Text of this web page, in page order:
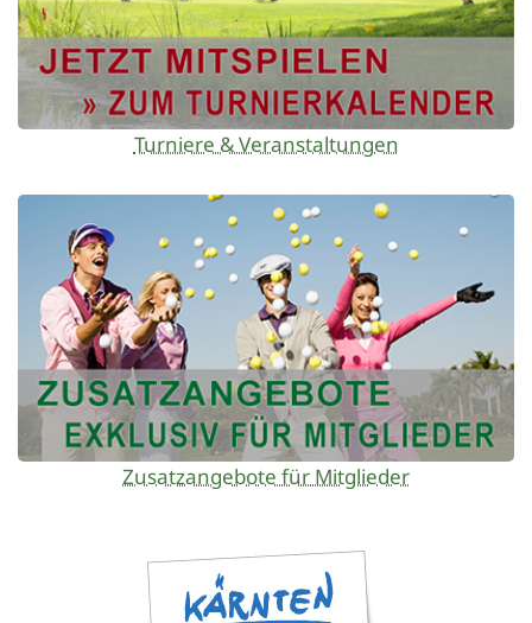
Turniere & Veranstaltungen
Zusatzangebote für Mitglieder